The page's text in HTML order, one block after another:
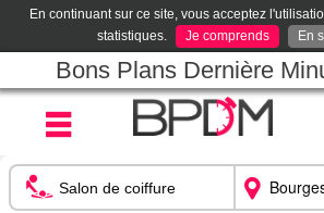
En continuant sur ce site, vous acceptez
statistiques.
Je comprends En
Bons Plans Dernière